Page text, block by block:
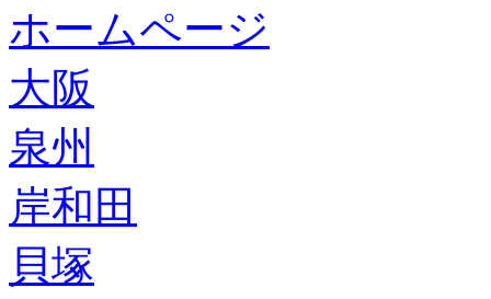
ホームページ
大阪
泉州
岸和田
貝塚